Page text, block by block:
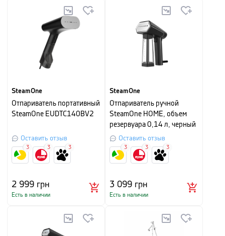
SteamOne
Отпариватель портативный
SteamOne EUDTC140BV2
Оставить отзыв
2 999 грн
Есть в наличии
3 3 3
SteamOne
Отпариватель ручной
SteamOne HOME, объем
резервуара 0,14 л, черный
Оставить отзыв
3 099 грн
Есть в наличии
3 3 3